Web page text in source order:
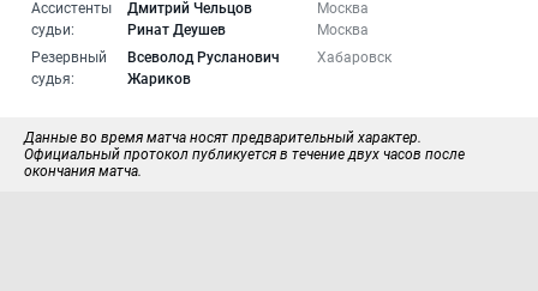
Ассистенты
судьи:
Дмитрий Чельцов
Москва
Ринат Деушев
Москва
Резервный
судья:
Всеволод Русланович
Жариков
Хабаровск
Данные во время матча носят предварительный характер.
Официальный протокол публикуется в течение двух часов после
окончания матча.